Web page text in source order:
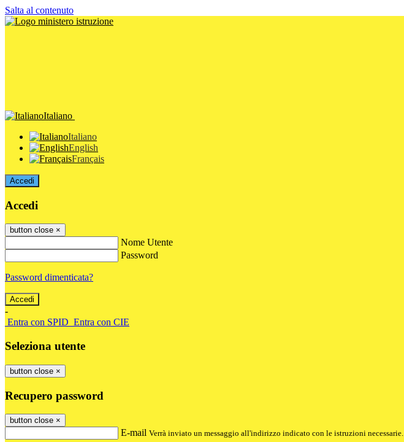
Salta al contenuto
Italiano
Italiano
English
Français
Accedi
Accedi
button close ×
Nome Utente
Password
Password dimenticata?
-
Entra con SPID Entra con CIE
Seleziona utente
button close ×
Recupero password
button close ×
E-mail Verrà inviato un messaggio all'indirizzo indicato con le istruzioni necessarie.